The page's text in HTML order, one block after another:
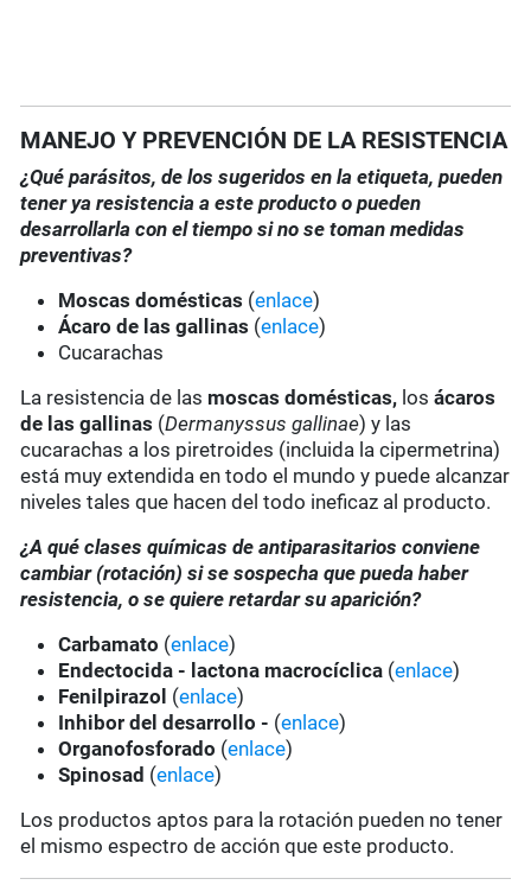
MANEJO Y PREVENCIÓN DE LA RESISTENCIA
¿Qué parásitos, de los sugeridos en la etiqueta, pueden
tener ya resistencia a este producto o pueden
desarrollarla con el tiempo si no se toman medidas
preventivas?
Moscas domésticas (enlace)
Ácaro de las gallinas (enlace)
Cucarachas
La resistencia de las moscas domésticas, losácaros
de las gallinas (Dermanyssus gallinae) y las
cucarachas a los piretroides (incluida la cipermetrina)
está muy extendida en todo el mundo y puede alcanzar
niveles tales que hacen del todo ineficaz al producto.
¿A qué clases químicas de antiparasitarios conviene
cambiar (rotación) si se sospecha que pueda haber
resistencia, o se quiere retardar su aparición?
Carbamato (enlace)
Endectocida - lactona macrocíclica (enlace)
Fenilpirazol (enlace)
Inhibor del desarrollo - (enlace)
Organofosforado (enlace)
Spinosad (enlace)
Los productos aptos para la rotación pueden no tener
el mismo espectro de acción que este producto.